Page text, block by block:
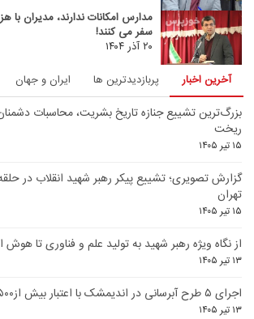
مدارس امکانات ندارند، مدیران با
سفر می کنند!
۲۰ آذر ۱۴۰۴
آخرین اخبار
پربازدیدترین ها ایران و جهان
بزرگ‌ترین تشییع جنازه تاریخ بشریت، محاسبات
ریخت
۱۵ تیر ۱۴۰۵
گزارش تصویری؛ تشییع پیکر رهبر شهید انقلاب در
تهران
۱۵ تیر ۱۴۰۵
از نگاه ویژه رهبر شهید به تولید علم و فناوری تا هوش
۱۳ تیر ۱۴۰۵
اجرای ۵ طرح آبرسانی در اندیمشک با اعتبار بیش از۱۵۰۰ میلیارد ریال
۱۳ تیر ۱۴۰۵